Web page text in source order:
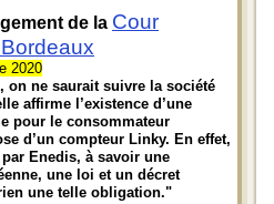
de la Cour
2020
on ne saurait suivre la société
affirme l’existence d’une
pour le consommateur
d’un compteur Linky. En effet,
par Enedis, à savoir une
une loi et un décret
une telle obligation."